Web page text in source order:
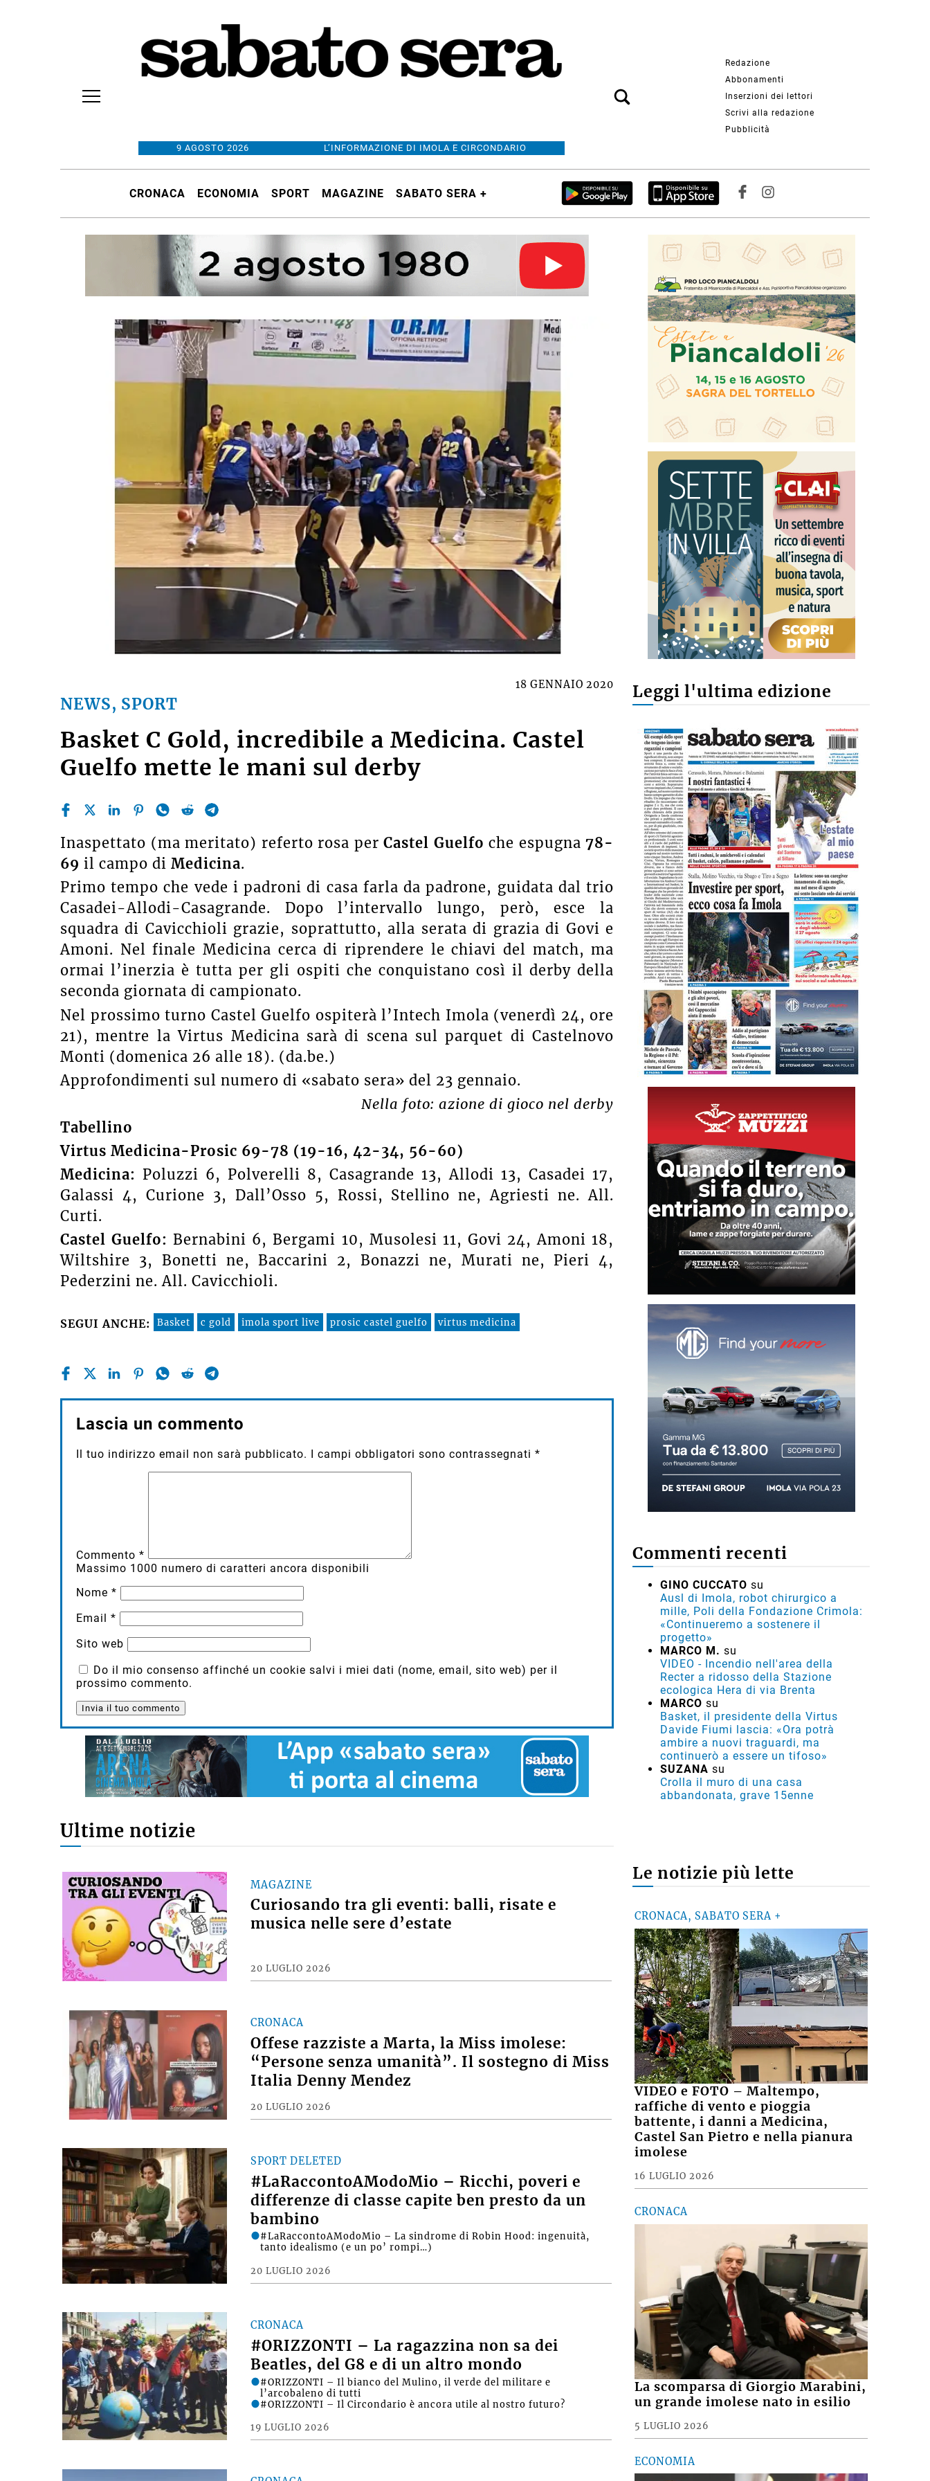
9 AGOSTO 2026 L’INFORMAZIONE DI IMOLA E CIRCONDARIO
Redazione
Abbonamenti
Inserzioni dei lettori
Scrivi alla redazione
Pubblicità
CRONACA ECONOMIA SPORT MAGAZINE SABATO SERA +
NEWS, SPORT
18 GENNAIO 2020
Basket C Gold, incredibile a Medicina. Castel
Guelfo mette le mani sul derby
Inaspettato (ma meritato) referto rosa perCastel Guelfo che espugna78-
69 il campo di Medicina.
Primo tempo che vede i padroni di casa farla da padrone, guidata dal trio
Casadei-Allodi-Casagrande. Dopo l’intervallo lungo, però, esce la
squadra di Cavicchioli grazie, soprattutto, alla serata di grazia di Govi e
Amoni. Nel finale Medicina cerca di riprendere le chiavi del match, ma
ormai l’inerzia è tutta per gli ospiti che conquistano così il derby della
seconda giornata di campionato.
Nel prossimo turno Castel Guelfo ospiterà l’Intech Imola (venerdì 24, ore
21), mentre la Virtus Medicina sarà di scena sul parquet di Castelnovo
Monti (domenica 26 alle 18). (da.be.)
Approfondimenti sul numero di «sabato sera» del 23 gennaio.
Nella foto: azione di gioco nel derby
Tabellino
Virtus Medicina-Prosic 69-78 (19-16, 42-34, 56-60)
Medicina: Poluzzi 6, Polverelli 8, Casagrande 13, Allodi 13, Casadei 17,
Galassi 4, Curione 3, Dall’Osso 5, Rossi, Stellino ne, Agriesti ne. All.
Curti.
Castel Guelfo: Bernabini 6, Bergami 10, Musolesi 11, Govi 24, Amoni 18,
Wiltshire 3, Bonetti ne, Baccarini 2, Bonazzi ne, Murati ne, Pieri 4,
Pederzini ne. All. Cavicchioli.
SEGUI ANCHE: Basket c gold imola sport live prosic castel guelfo virtus medicina
Lascia un commento
Il tuo indirizzo email non sarà pubblicato. I campi obbligatori sono contrassegnati *
Commento *
Massimo 1000 numero di caratteri ancora disponibili
Nome *
Email *
Sito web
Do il mio consenso affinché un cookie salvi i miei dati (nome, email, sito web) per il
prossimo commento.
Ultime notizie
MAGAZINE
Curiosando tra gli eventi: balli, risate e
musica nelle sere d’estate
20 LUGLIO 2026
CRONACA
Offese razziste a Marta, la Miss imolese:
“Persone senza umanità”. Il sostegno di Miss
Italia Denny Mendez
20 LUGLIO 2026
SPORT DELETED
#LaRaccontoAModoMio – Ricchi, poveri e
differenze di classe capite ben presto da un
bambino
20 LUGLIO 2026
#LaRaccontoAModoMio – La sindrome di Robin Hood: ingenuità,
tanto idealismo (e un po’ rompi…)
CRONACA
#ORIZZONTI – La ragazzina non sa dei
Beatles, del G8 e di un altro mondo
19 LUGLIO 2026
#ORIZZONTI – Il bianco del Mulino, il verde del militare e
l’arcobaleno di tutti
#ORIZZONTI – Il Circondario è ancora utile al nostro futuro?
Leggi l'ultima edizione
Commenti recenti
GINO CUCCATO su
Ausl di Imola, robot chirurgico a
mille, Poli della Fondazione Crimola:
«Continueremo a sostenere il
progetto»
MARCO M. su
VIDEO - Incendio nell'area della
Recter a ridosso della Stazione
ecologica Hera di via Brenta
MARCO su
Basket, il presidente della Virtus
Davide Fiumi lascia: «Ora potrà
ambire a nuovi traguardi, ma
continuerò a essere un tifoso»
SUZANA su
Crolla il muro di una casa
abbandonata, grave 15enne
Le notizie più lette
CRONACA, SABATO SERA +
VIDEO e FOTO – Maltempo,
raffiche di vento e pioggia
battente, i danni a Medicina,
Castel San Pietro e nella pianura
imolese
16 LUGLIO 2026
CRONACA
La scomparsa di Giorgio Marabini,
un grande imolese nato in esilio
5 LUGLIO 2026
ECONOMIA